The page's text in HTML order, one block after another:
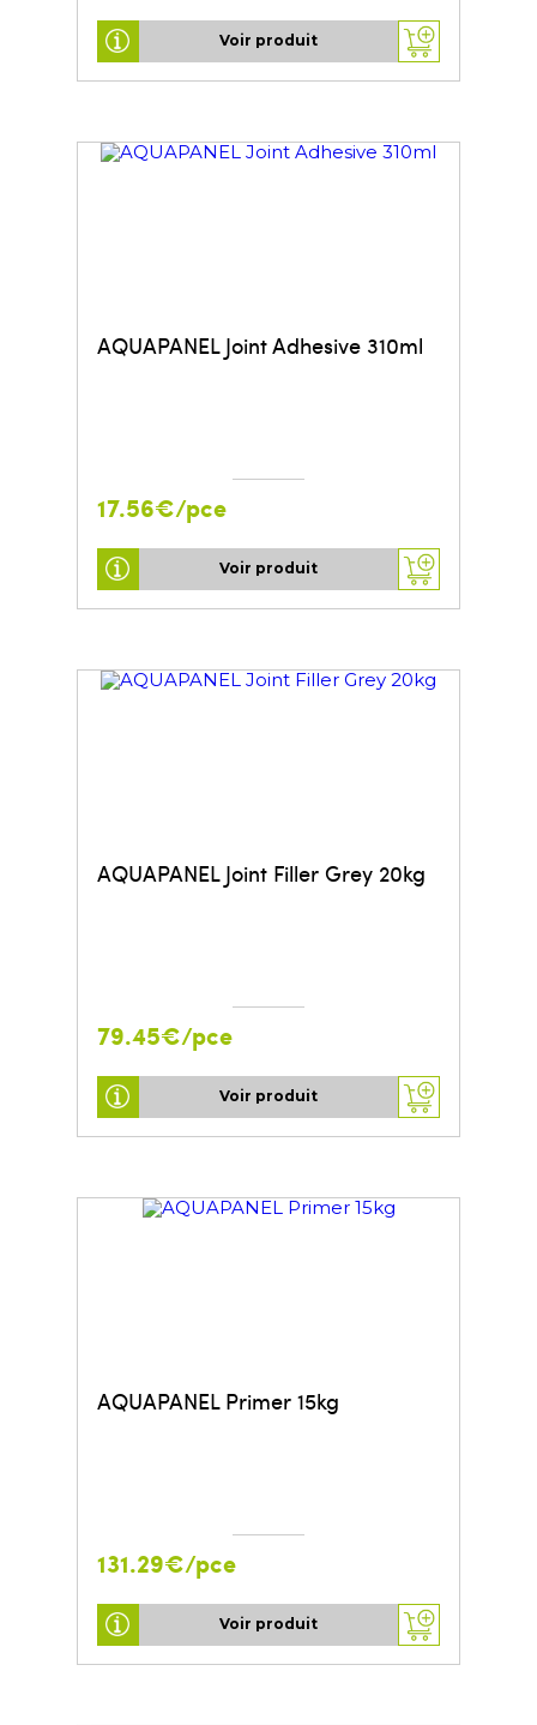
Voir produit
AQUAPANEL Joint Adhesive 310ml
17.56€/pce
Voir produit
AQUAPANEL Joint Filler Grey 20kg
79.45€/pce
Voir produit
AQUAPANEL Primer 15kg
131.29€/pce
Voir produit